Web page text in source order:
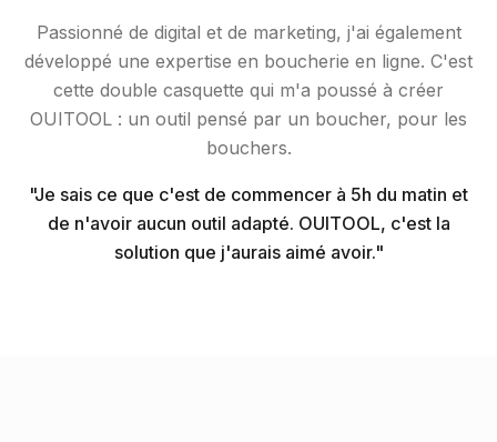
Passionné de digital et de marketing, j'ai également
développé une expertise en boucherie en ligne. C'est
cette double casquette qui m'a poussé à créer
OUITOOL : un outil pensé par un boucher, pour les
bouchers.
"Je sais ce que c'est de commencer à 5h du matin et
de n'avoir aucun outil adapté. OUITOOL, c'est la
solution que j'aurais aimé avoir."